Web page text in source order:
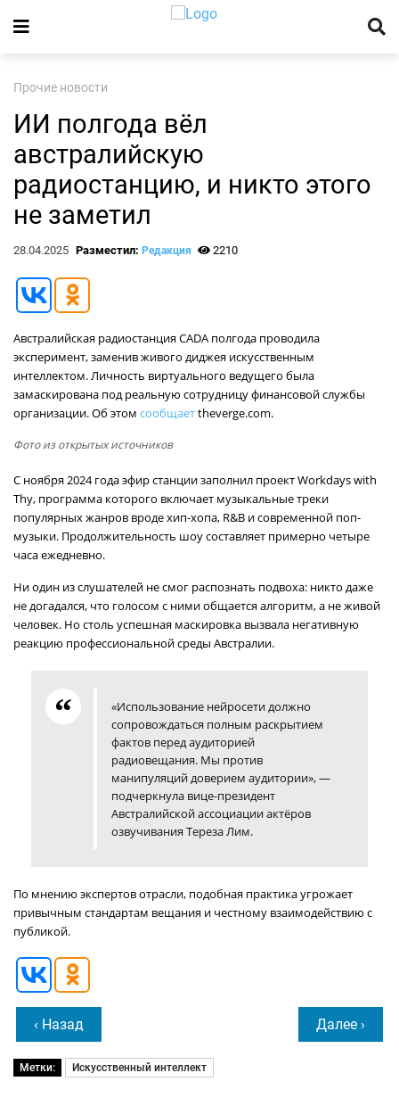
Прочие новости
ИИ полгода вёл
австралийскую
радиостанцию, и никто этого
не заметил
28.04.2025 Разместил: Редакция 2210
Австралийская радиостанция CADA полгода проводила
эксперимент, заменив живого диджея искусственным
интеллектом. Личность виртуального ведущего была
замаскирована под реальную сотрудницу финансовой службы
организации. Об этом сообщаетtheverge.com.
Фото из открытых источников
С ноября 2024 года эфир станции заполнил проект Workdays with
Thy, программа которого включает музыкальные треки
популярных жанров вроде хип-хопа, R&B и современной поп-
музыки. Продолжительность шоу составляет примерно четыре
часа ежедневно.
Ни один из слушателей не смог распознать подвоха: никто даже
не догадался, что голосом с ними общается алгоритм, а не живой
человек. Но столь успешная маскировка вызвала негативную
реакцию профессиональной среды Австралии.
«Использование нейросети должно
сопровождаться полным раскрытием
фактов перед аудиторией
радиовещания. Мы против
манипуляций доверием аудитории», —
подчеркнула вице-президент
Австралийской ассоциации актёров
озвучивания Тереза Лим.
По мнению экспертов отрасли, подобная практика угрожает
привычным стандартам вещания и честному взаимодействию с
публикой.
‹ Назад Далее ›
Метки: Искусственный интеллект